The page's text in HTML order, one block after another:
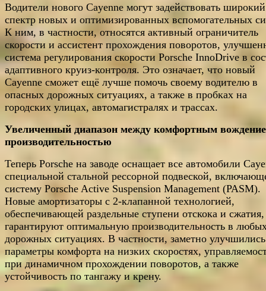
Водители нового Cayenne могут задействовать широкий
спектр новых и оптимизированных вспомогательных
К ним, в частности, относятся активный ограничитель
скорости и ассистент прохождения поворотов,
система регулирования скорости Porsche InnoDrive в
адаптивного круиз-контроля. Это означает, что новый
Cayenne сможет ещё лучше помочь своему водителю в
опасных дорожных ситуациях, а также в пробках на
городских улицах, автомагистралях и трассах.
Увеличенный диапазон между комфортным
производительностью
Теперь Porsche на заводе оснащает все автомобили
специальной стальной рессорной подвеской,
систему Porsche Active Suspension Management (PASM).
Новые амортизаторы с 2-клапанной технологией,
обеспечивающей раздельные ступени отскока и сжатия,
гарантируют оптимальную производительность в
дорожных ситуациях. В частности, заметно улучшились
параметры комфорта на низких скоростях,
при динамичном прохождении поворотов, а также
устойчивость по тангажу и крену.